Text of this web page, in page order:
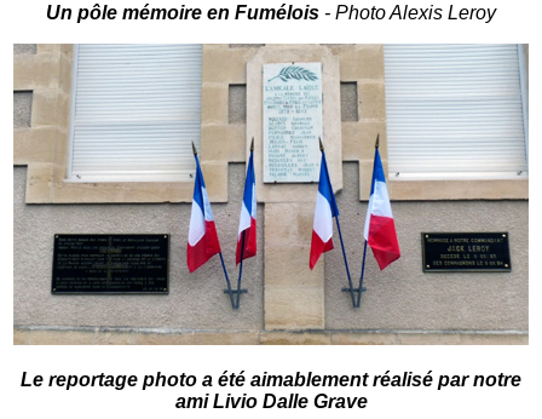
Un pôle mémoire en Fumélois - Photo Alexis Leroy
Le reportage photo a été aimablement réalisé par notre
ami Livio Dalle Grave